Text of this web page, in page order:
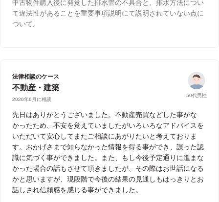
て違法性があることを重要事項説明にて説明されていない点に
ついて。
法律相談のケース
不動産・建築
2026年6月に相談
50代男性
先日はありがとうございました。不動産売買などした事がな
かったため、不安を覚えていましたがいろいろなアドバイスを
いただいて安心してまたご相談にあがりたいと考えておりま
す。おかげさまで知らなかった情報を得る事ができ、誤った認
識に気づく事ができました。また、もし今後予定通りに進まな
かった場合の話もさせて頂きましたが、その際はお世話になる
かと思いますが、現段階で今後の結果の見通しもはっきりとお
話しされ信頼感を感じる事ができました。